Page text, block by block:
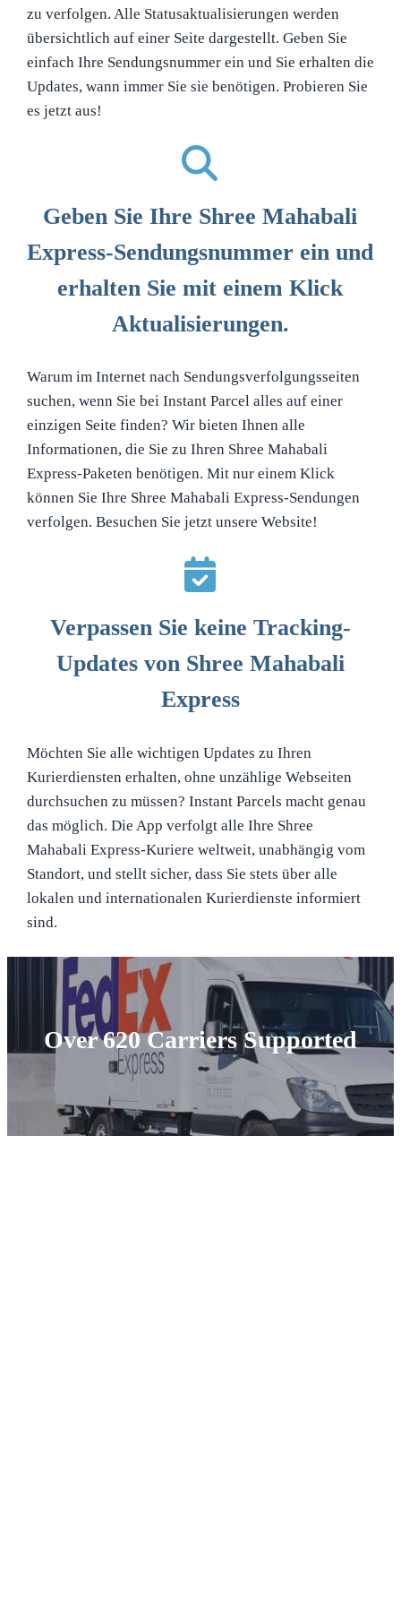
zu verfolgen. Alle Statusaktualisierungen werden
übersichtlich auf einer Seite dargestellt. Geben Sie
einfach Ihre Sendungsnummer ein und Sie erhalten die
Updates, wann immer Sie sie benötigen. Probieren Sie
es jetzt aus!
Geben Sie Ihre Shree Mahabali
Express-Sendungsnummer ein und
erhalten Sie mit einem Klick
Aktualisierungen.
Warum im Internet nach Sendungsverfolgungsseiten
suchen, wenn Sie bei Instant Parcel alles auf einer
einzigen Seite finden? Wir bieten Ihnen alle
Informationen, die Sie zu Ihren Shree Mahabali
Express-Paketen benötigen. Mit nur einem Klick
können Sie Ihre Shree Mahabali Express-Sendungen
verfolgen. Besuchen Sie jetzt unsere Website!
Verpassen Sie keine Tracking-
Updates von Shree Mahabali
Express
Möchten Sie alle wichtigen Updates zu Ihren
Kurierdiensten erhalten, ohne unzählige Webseiten
durchsuchen zu müssen? Instant Parcels macht genau
das möglich. Die App verfolgt alle Ihre Shree
Mahabali Express-Kuriere weltweit, unabhängig vom
Standort, und stellt sicher, dass Sie stets über alle
lokalen und internationalen Kurierdienste informiert
sind.
Over 620 Carriers Supported